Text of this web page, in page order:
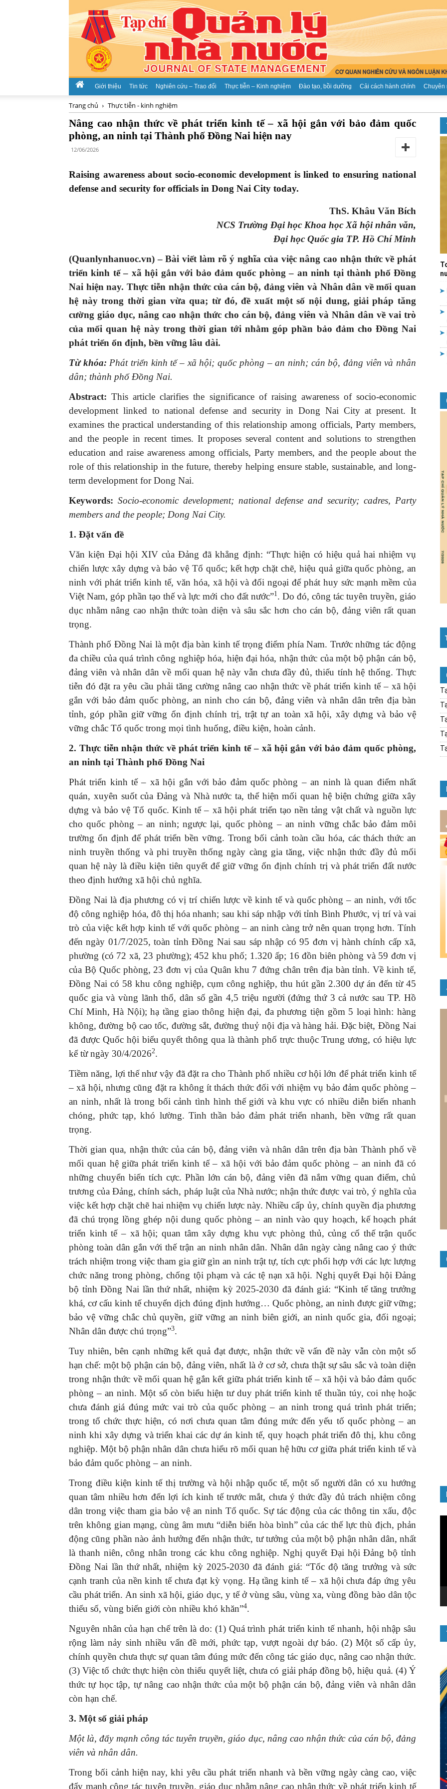
chí
Quản
lý
nhà
nước
Giới thiệu Tin tức Nghiên cứu – Trao đổi Thực tiễn – Kinh nghiệm Đào tạo, bồi dưỡng Cải cách hành chính Chuyên
Trang chủ Thực tiễn - kinh nghiệm
Nâng cao nhận thức về phát triển kinh tế – xã hội gắn với bảo đảm quốc
phòng, an ninh tại Thành phố Đồng Nai hiện nay
12/06/2026
Raising awareness about socio-economic development is linked to ensuring national
defense and security for officials in Dong Nai City today.
ThS. Khâu Văn Bích
NCS Trường Đại học Khoa học Xã hội nhân văn,
Đại học Quốc gia TP. Hồ Chí Minh
(Quanlynhanuoc.vn) –Bài viết làm rõ ý nghĩa của việc nâng cao nhận thức về phát
triển kinh tế – xã hội gắn với bảo đảm quốc phòng – an ninh tạithành phốĐồng
Nai hiện nay. Thực tiễn nhận thức của cán bộ, đảng viên và Nhân dân về mối quan
hệ này trong thời gian vừa qua; từ đó, đề xuất một số nội dung, giải pháptăng
cường giáo dục, nâng cao nhận thức cho cán bộ, đảng viên và Nhân dân về vai trò
của mối quan hệ này trong thời gian tới nhằm góp phần bảo đảm cho Đồng Nai
phát triển ổn định, bền vững lâu dài.
Từ khóa: Phát triển kinh tế – xã hội; quốc phòng – an ninh; cán bộ, đảng viên và nhân
dân; thành phố Đồng Nai.
Abstract: This article clarifies the significance of raising awareness of socio-economic
development linked to national defense and security in Dong Nai City at present. It
examines the practical understanding of this relationship among officials, Party members,
and the people in recent times. It proposes several content and solutions to strengthen
education and raise awareness among officials, Party members, and the people about the
role of this relationship in the future, thereby helping ensure stable, sustainable, and long-
term development for Dong Nai.
Keywords: Socio-economic development; national defense and security; cadres, Party
members and the people; Dong Nai City.
1. Đặt vấn đề
Văn kiện Đại hội XIV của Đảng đã khẳng định: “Thực hiện có hiệu quả hai nhiệm vụ
chiến lược xây dựng và bảo vệ Tổ quốc; kết hợp chặt chẽ, hiệu quả giữa quốc phòng, an
ninh với phát triển kinh tế, văn hóa, xã hội và đối ngoại để phát huy sức mạnh mềm của
Việt Nam, góp phần tạo thế và lực mới cho đất nước”1. Do đó, công tác tuyên truyền, giáo
dục nhằm nâng cao nhận thức toàn diện và sâu sắc hơn cho cán bộ, đảng viên rất quan
trọng.
Thành phố Đồng Nai là một địa bàn kinh tế trọng điểm phía Nam. Trước những tác động
đa chiều của quá trình công nghiệp hóa, hiện đại hóa, nhận thức của một bộ phận cán bộ,
đảng viên và nhân dân về mối quan hệ này vẫn chưa đầy đủ, thiếu tính hệ thống. Thực
tiễn đó đặt ra yêu cầu phải tăng cường nâng cao nhận thức về phát triển kinh tế – xã hội
gắn với bảo đảm quốc phòng, an ninh cho cán bộ, đảng viên và nhân dân trên địa bàn
tỉnh, góp phần giữ vững ổn định chính trị, trật tự an toàn xã hội, xây dựng và bảo vệ
vững chắc Tổ quốc trong mọi tình huống, điều kiện, hoàn cảnh.
2. Thực tiễn nhận thức về phát triển kinh tế – xã hội gắn với bảo đảm quốc phòng,
an ninh tại Thành phố Đồng Nai
Phát triển kinh tế – xã hội gắn với bảo đảm quốc phòng – an ninh là quan điểm nhất
quán, xuyên suốt của Đảng và Nhà nước ta, thể hiện mối quan hệ biện chứng giữa xây
dựng và bảo vệ Tổ quốc. Kinh tế – xã hội phát triển tạo nền tảng vật chất và nguồn lực
cho quốc phòng – an ninh; ngược lại, quốc phòng – an ninh vững chắc bảo đảm môi
trường ổn định để phát triển bền vững. Trong bối cảnh toàn cầu hóa, các thách thức an
ninh truyền thống và phi truyền thống ngày càng gia tăng, việc nhận thức đầy đủ mối
quan hệ này là điều kiện tiên quyết để giữ vững ổn định chính trị và phát triển đất nước
theo định hướng xã hội chủ nghĩa.
Đồng Nai là địa phương có vị trí chiến lược về kinh tế và quốc phòng – an ninh, với tốc
độ công nghiệp hóa, đô thị hóa nhanh; sau khi sáp nhập với tỉnh Bình Phước, vị trí và vai
trò của việc kết hợp kinh tế với quốc phòng – an ninh càng trở nên quan trọng hơn. Tính
đến ngày 01/7/2025, toàn tỉnh Đồng Nai sau sáp nhập có 95 đơn vị hành chính cấp xã,
phường (có 72 xã, 23 phường); 452 khu phố; 1.320 ấp; 16 đồn biên phòng và 59 đơn vị
của Bộ Quốc phòng, 23 đơn vị của Quân khu 7 đứng chân trên địa bàn tỉnh. Về kinh tế,
Đồng Nai có 58 khu công nghiệp, cụm công nghiệp, thu hút gần 2.300 dự án đến từ 45
quốc gia và vùng lãnh thổ, dân số gần 4,5 triệu người (đứng thứ 3 cả nước sau TP. Hồ
Chí Minh, Hà Nội); hạ tầng giao thông hiện đại, đa phương tiện gồm 5 loại hình: hàng
không, đường bộ cao tốc, đường sắt, đường thuỷ nội địa và hàng hải. Đặc biệt, Đồng Nai
đã được Quốc hội biểu quyết thông qua là thành phố trực thuộc Trung ương, có hiệu lực
kể từ ngày 30/4/20262.
Tiềm năng, lợi thế như vậy đã đặt ra cho Thành phố nhiều cơ hội lớn để phát triển kinh tế
– xã hội, nhưng cũng đặt ra không ít thách thức đối với nhiệm vụ bảo đảm quốc phòng –
an ninh, nhất là trong bối cảnh tình hình thế giới và khu vực có nhiều diễn biến nhanh
chóng, phức tạp, khó lường. Tinh thần bảo đảm phát triển nhanh, bền vững rất quan
trọng.
Thời gian qua, nhận thức của cán bộ, đảng viên và nhân dân trên địa bàn Thành phố về
mối quan hệ giữa phát triển kinh tế – xã hội với bảo đảm quốc phòng – an ninh đã có
những chuyển biến tích cực. Phần lớn cán bộ, đảng viên đã nắm vững quan điểm, chủ
trương của Đảng, chính sách, pháp luật của Nhà nước; nhận thức được vai trò, ý nghĩa của
việc kết hợp chặt chẽ hai nhiệm vụ chiến lược này. Nhiều cấp ủy, chính quyền địa phương
đã chú trọng lồng ghép nội dung quốc phòng – an ninh vào quy hoạch, kế hoạch phát
triển kinh tế – xã hội; quan tâm xây dựng khu vực phòng thủ, củng cố thế trận quốc
phòng toàn dân gắn với thế trận an ninh nhân dân. Nhân dân ngày càng nâng cao ý thức
trách nhiệm trong việc tham gia giữ gìn an ninh trật tự, tích cực phối hợp với các lực lượng
chức năng trong phòng, chống tội phạm và các tệ nạn xã hội. Nghị quyết Đại hội Đảng
bộ tỉnh Đồng Nai lần thứ nhất, nhiệm kỳ 2025-2030 đã đánh giá: “Kinh tế tăng trưởng
khá, cơ cấu kinh tế chuyển dịch đúng định hướng… Quốc phòng, an ninh được giữ vững;
bảo vệ vững chắc chủ quyền, giữ vững an ninh biên giới, an ninh quốc gia, đối ngoại;
Nhân dân được chú trọng”3.
Tuy nhiên, bên cạnh những kết quả đạt được, nhận thức về vấn đề này vẫn còn một số
hạn chế: một bộ phận cán bộ, đảng viên, nhất là ở cơ sở, chưa thật sự sâu sắc và toàn diện
trong nhận thức về mối quan hệ gắn kết giữa phát triển kinh tế – xã hội và bảo đảm quốc
phòng – an ninh. Một số còn biểu hiện tư duy phát triển kinh tế thuần túy, coi nhẹ hoặc
chưa đánh giá đúng mức vai trò của quốc phòng – an ninh trong quá trình phát triển;
trong tổ chức thực hiện, có nơi chưa quan tâm đúng mức đến yếu tố quốc phòng – an
ninh khi xây dựng và triển khai các dự án kinh tế, quy hoạch phát triển đô thị, khu công
nghiệp. Một bộ phận nhân dân chưa hiểu rõ mối quan hệ hữu cơ giữa phát triển kinh tế và
bảo đảm quốc phòng – an ninh.
Trong điều kiện kinh tế thị trường và hội nhập quốc tế, một số người dân có xu hướng
quan tâm nhiều hơn đến lợi ích kinh tế trước mắt, chưa ý thức đầy đủ trách nhiệm công
dân trong việc tham gia bảo vệ an ninh Tổ quốc. Sự tác động của các thông tin xấu, độc
trên không gian mạng, cùng âm mưu “diễn biến hòa bình” của các thế lực thù địch, phản
động cũng phần nào ảnh hưởng đến nhận thức, tư tưởng của một bộ phận nhân dân, nhất
là thanh niên, công nhân trong các khu công nghiệp. Nghị quyết Đại hội Đảng bộ tỉnh
Đồng Nai lần thứ nhất, nhiệm kỳ 2025-2030 đã đánh giá: “Tốc độ tăng trưởng và sức
cạnh tranh của nền kinh tế chưa đạt kỳ vọng. Hạ tầng kinh tế – xã hội chưa đáp ứng yêu
cầu phát triển. An sinh xã hội, giáo dục, y tế ở vùng sâu, vùng xa, vùng đồng bào dân tộc
thiểu số, vùng biến giới còn nhiều khó khăn”4.
Nguyên nhân của hạn chế trên là do: (1) Quá trình phát triển kinh tế nhanh, hội nhập sâu
rộng làm nảy sinh nhiều vấn đề mới, phức tạp, vượt ngoài dự báo. (2) Một số cấp ủy,
chính quyền chưa thực sự quan tâm đúng mức đến công tác giáo dục, nâng cao nhận thức.
(3) Việc tổ chức thực hiện còn thiếu quyết liệt, chưa có giải pháp đồng bộ, hiệu quả. (4) Ý
thức tự học tập, tự nâng cao nhận thức của một bộ phận cán bộ, đảng viên và nhân dân
còn hạn chế.
3. Một số giải pháp
Một là, đẩy mạnh công tác tuyên truyền, giáo dục, nâng cao nhận thức của cán bộ, đảng
viên và nhân dân.
Trong bối cảnh hiện nay, khi yêu cầu phát triển nhanh và bền vững ngày càng cao, việc
đẩy mạnh công tác tuyên truyền, giáo dục nhằm nâng cao nhận thức về phát triển kinh tế
GIỚI THIỆU SÁCH
Ra mắt ba cuốn sách ảnh chào
mừng Đại hội XIV của Đảng
16/01/2026